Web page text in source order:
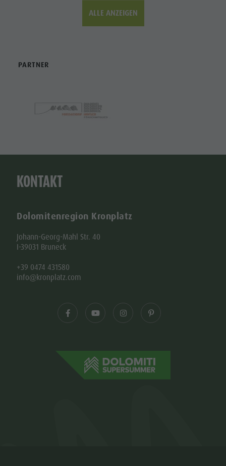
ALLE ANZEIGEN
PARTNER
KONTAKT
Dolomitenregion Kronplatz
Johann-Georg-Mahl Str. 40
I-39031 Bruneck
+39 0474 431580
info@kronplatz.com